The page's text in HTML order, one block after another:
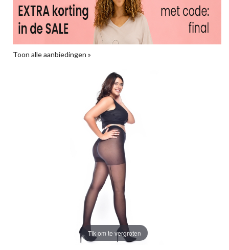
Toon alle aanbiedingen »
Tik om te vergroten